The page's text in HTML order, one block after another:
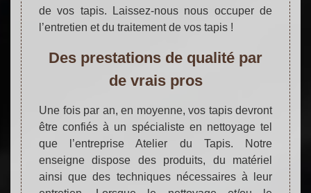
de vos tapis. Laissez-nous nous occuper de
l’entretien et du traitement de vos tapis !
Des prestations de qualité par
de vrais pros
Une fois par an, en moyenne, vos tapis devront
être confiés à un spécialiste en nettoyage tel
que l’entreprise Atelier du Tapis. Notre
enseigne dispose des produits, du matériel
ainsi que des techniques nécessaires à leur